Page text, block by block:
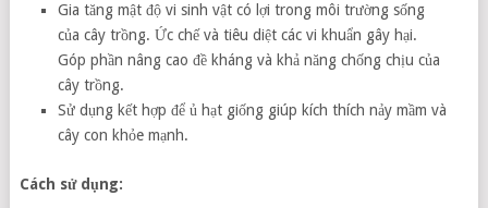
Gia tăng mật độ vi sinh vật có lợi trong môi trường sống
của cây trồng. Ức chế và tiêu diệt các vi khuẩn gây hại.
Góp phần nâng cao đề kháng và khả năng chống chịu của
cây trồng.
Sử dụng kết hợp để ủ hạt giống giúp kích thích nảy mầm và
cây con khỏe mạnh.
Cách sử dụng: